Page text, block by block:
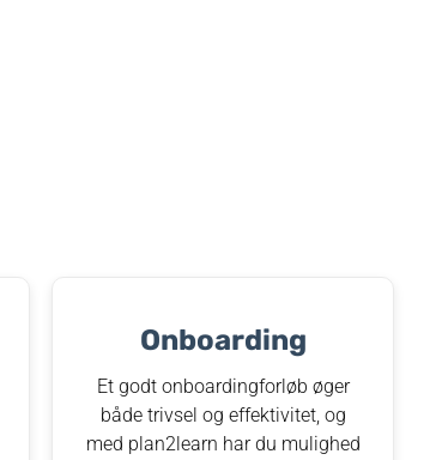
Onboarding
Et godt onboardingforløb øger
både trivsel og effektivitet, og
med plan2learn har du mulighed